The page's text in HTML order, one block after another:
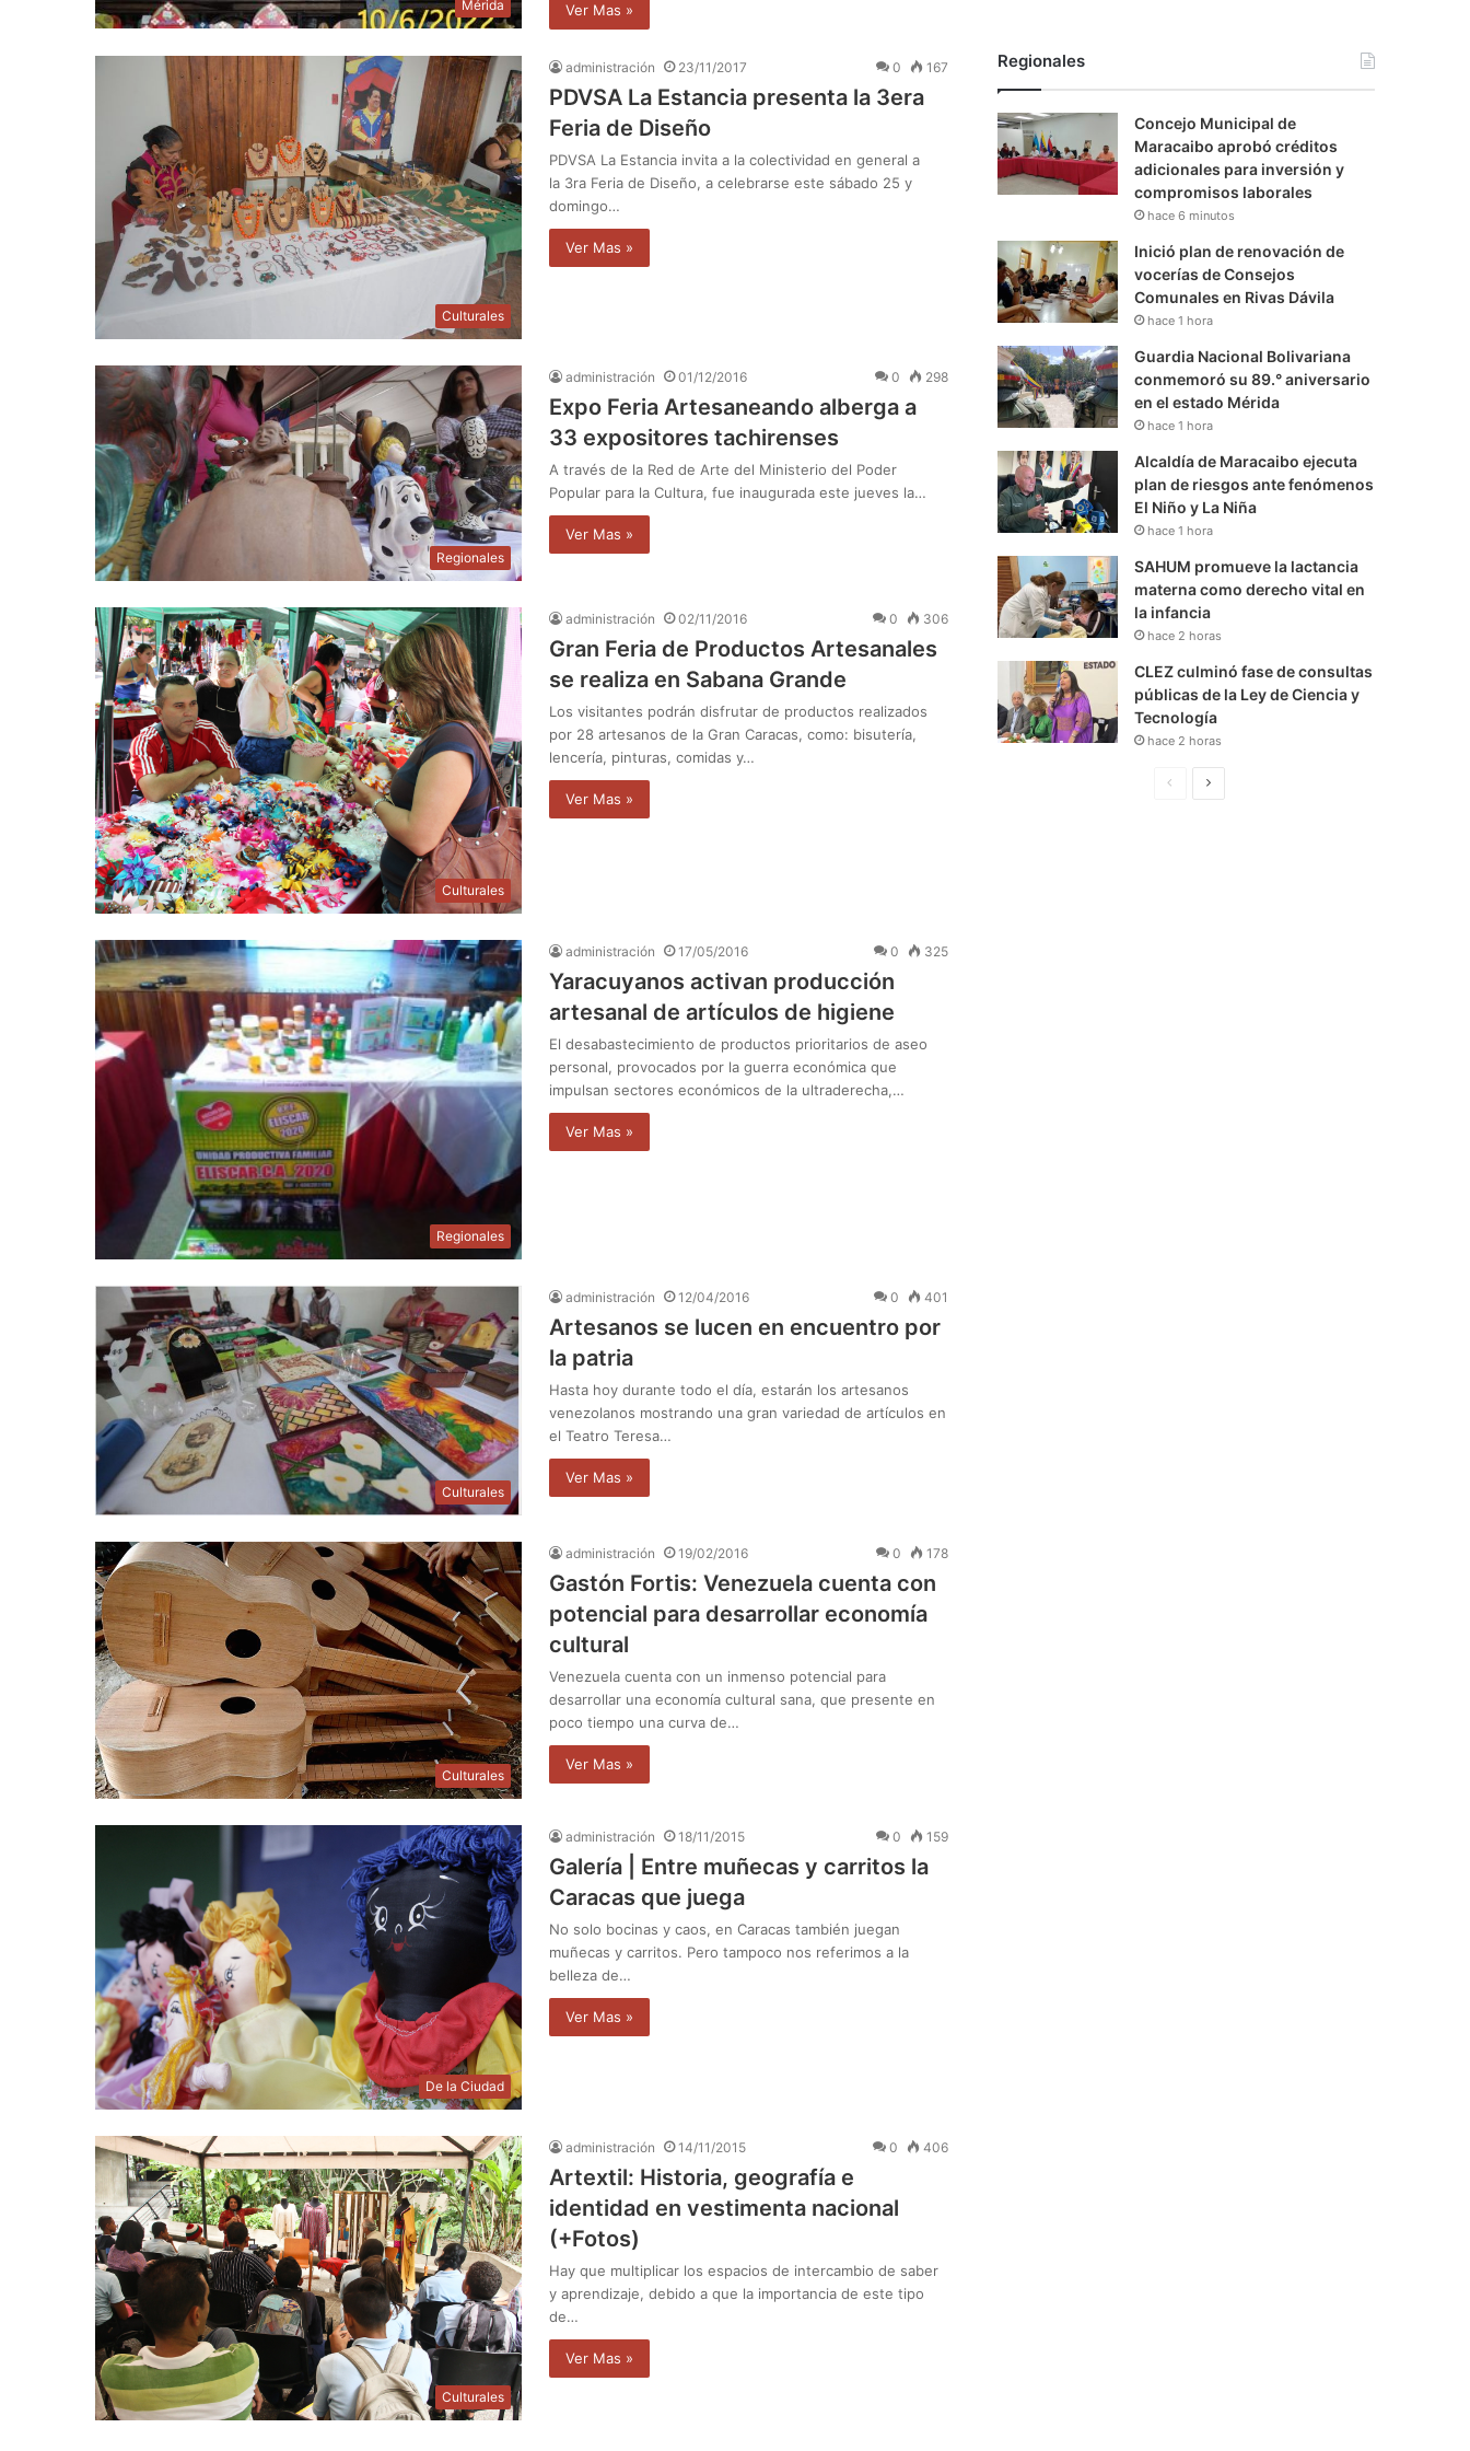
Mérida Ver Mas »
Culturales
administración 23/11/2017 0 167
PDVSA La Estancia presenta la 3era
Feria de Diseño
PDVSA La Estancia invita a la colectividad en general a
la 3ra Feria de Diseño, a celebrarse este sábado 25 y
domingo…
Ver Mas »
Regionales
administración 01/12/2016 0 298
Expo Feria Artesaneando alberga a
33 expositores tachirenses
A través de la Red de Arte del Ministerio del Poder
Popular para la Cultura, fue inaugurada este jueves la…
Ver Mas »
Culturales
administración 02/11/2016 0 306
Gran Feria de Productos Artesanales
se realiza en Sabana Grande
Los visitantes podrán disfrutar de productos realizados
por 28 artesanos de la Gran Caracas, como: bisutería,
lencería, pinturas, comidas y…
Ver Mas »
Regionales
administración 17/05/2016 0 325
Yaracuyanos activan producción
artesanal de artículos de higiene
El desabastecimiento de productos prioritarios de aseo
personal, provocados por la guerra económica que
impulsan sectores económicos de la ultraderecha,…
Ver Mas »
Culturales
administración 12/04/2016 0 401
Artesanos se lucen en encuentro por
la patria
Hasta hoy durante todo el día, estarán los artesanos
venezolanos mostrando una gran variedad de artículos en
el Teatro Teresa…
Ver Mas »
Culturales
administración 19/02/2016 0 178
Gastón Fortis: Venezuela cuenta con
potencial para desarrollar economía
cultural
Venezuela cuenta con un inmenso potencial para
desarrollar una economía cultural sana, que presente en
poco tiempo una curva de…
Ver Mas »
De la Ciudad
administración 18/11/2015 0 159
Galería | Entre muñecas y carritos la
Caracas que juega
No solo bocinas y caos, en Caracas también juegan
muñecas y carritos. Pero tampoco nos referimos a la
belleza de…
Ver Mas »
Culturales
administración 14/11/2015 0 406
Artextil: Historia, geografía e
identidad en vestimenta nacional
(+Fotos)
Hay que multiplicar los espacios de intercambio de saber
y aprendizaje, debido a que la importancia de este tipo
de…
Ver Mas »
Regionales
Concejo Municipal de
Maracaibo aprobó créditos
adicionales para inversión y
compromisos laborales
hace 6 minutos
Inició plan de renovación de
vocerías de Consejos
Comunales en Rivas Dávila
hace 1 hora
Guardia Nacional Bolivariana
conmemoró su 89.° aniversario
en el estado Mérida
hace 1 hora
Alcaldía de Maracaibo ejecuta
plan de riesgos ante fenómenos
El Niño y La Niña
hace 1 hora
SAHUM promueve la lactancia
materna como derecho vital en
la infancia
hace 2 horas
CLEZ culminó fase de consultas
públicas de la Ley de Ciencia y
Tecnología
hace 2 horas
S